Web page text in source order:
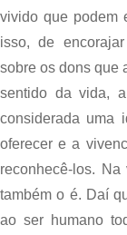
vivido que podem
isso, de
sobre os dons que
sentido da vida,
considerada uma
oferecer e a
reconhecê-los.
também o é. Daí
ao ser humano